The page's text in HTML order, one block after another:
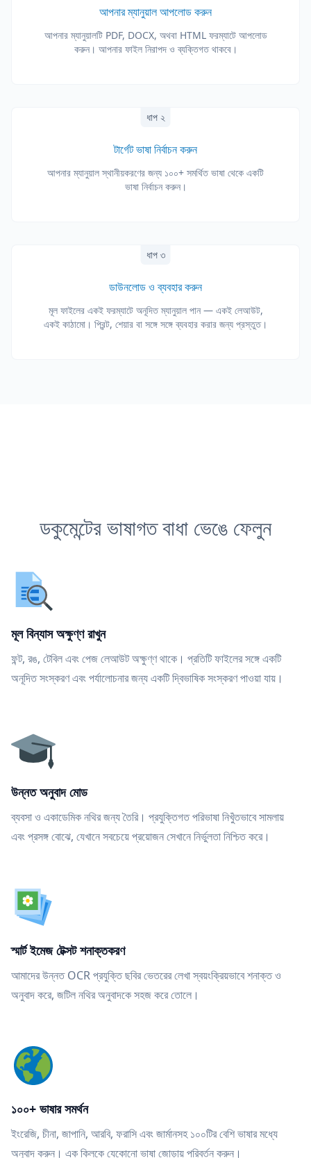
আপনার ম্যানুয়াল আপলোড করুন
আপনার ম্যানুয়ালটি PDF, DOCX, অথবা HTML ফরম্যাটে আপলোড
করুন। আপনার ফাইল নিরাপদ ও ব্যক্তিগত থাকবে।
ধাপ ২
টার্গেট ভাষা নির্বাচন করুন
আপনার ম্যানুয়াল স্থানীয়করণের জন্য ১০০+ সমর্থিত ভাষা থেকে একটি
ভাষা নির্বাচন করুন।
ধাপ ৩
ডাউনলোড ও ব্যবহার করুন
মূল ফাইলের একই ফরম্যাটে অনূদিত ম্যানুয়াল পান — একই লেআউট,
একই কাঠামো। প্রিন্ট, শেয়ার বা সঙ্গে সঙ্গে ব্যবহার করার জন্য প্রস্তুত।
ডকুমেন্টের ভাষাগত বাধা ভেঙে ফেলুন
মূল বিন্যাস অক্ষুণ্ণ রাখুন
ফন্ট, রঙ, টেবিল এবং পেজ লেআউট অক্ষুণ্ণ থাকে। প্রতিটি ফাইলের সঙ্গে একটি
অনূদিত সংস্করণ এবং পর্যালোচনার জন্য একটি দ্বিভাষিক সংস্করণ পাওয়া যায়।
উন্নত অনুবাদ মোড
ব্যবসা ও একাডেমিক নথির জন্য তৈরি। প্রযুক্তিগত পরিভাষা নিখুঁতভাবে সামলায়
এবং প্রসঙ্গ বোঝে, যেখানে সবচেয়ে প্রয়োজন সেখানে নির্ভুলতা নিশ্চিত করে।
স্মার্ট ইমেজ টেক্সট শনাক্তকরণ
আমাদের উন্নত OCR প্রযুক্তি ছবির ভেতরের লেখা স্বয়ংক্রিয়ভাবে শনাক্ত ও
অনুবাদ করে, জটিল নথির অনুবাদকে সহজ করে তোলে।
১০০+ ভাষার সমর্থন
ইংরেজি, চীনা, জাপানি, আরবি, ফরাসি এবং জার্মানসহ ১০০টির বেশি ভাষার মধ্যে
অনুবাদ করুন। এক ক্লিকে যেকোনো ভাষা জোড়ায় পরিবর্তন করুন।